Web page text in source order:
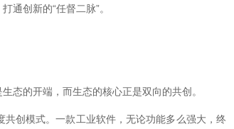
通创新的“任督二脉”。
态的开端，而生态的核心正是双向的共创。
创模式。一款工业软件，无论功能多么强大，终